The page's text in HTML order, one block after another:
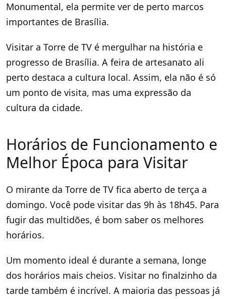
Monumental, ela permite ver de perto marcos
importantes de Brasília.
Visitar a Torre de TV é mergulhar na história e
progresso de Brasília. A feira de artesanato ali
perto destaca a cultura local. Assim, ela não é só
um ponto de visita, mas uma expressão da
cultura da cidade.
Horários de Funcionamento e
Melhor Época para Visitar
O mirante da Torre de TV fica aberto de terça a
domingo. Você pode visitar das 9h às 18h45. Para
fugir das multidões, é bom saber os melhores
horários.
Um momento ideal é durante a semana, longe
dos horários mais cheios. Visitar no finalzinho da
tarde também é incrível. A maioria das pessoas já